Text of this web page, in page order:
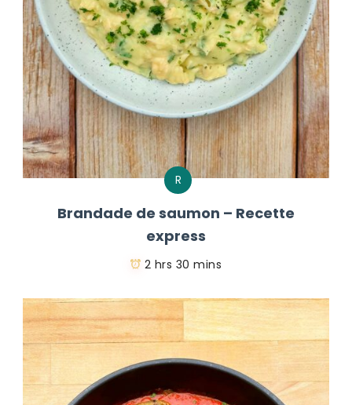
R
Brandade de saumon – Recette
express
2 hrs 30 mins